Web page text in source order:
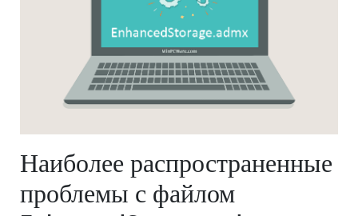
Наиболее распространенные
проблемы с файлом